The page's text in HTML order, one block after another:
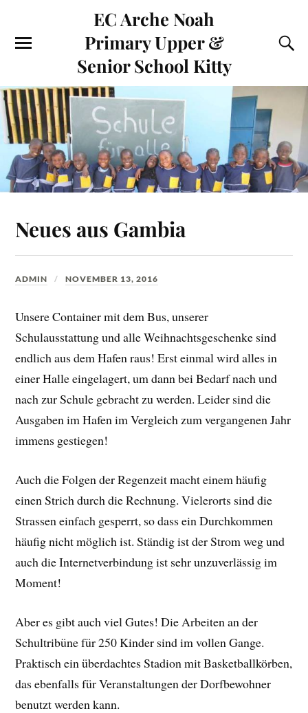
EC Arche Noah
Primary Upper &
Senior School Kitty
Neues aus Gambia
ADMIN NOVEMBER 13, 2016
Unsere Container mit dem Bus, unserer
Schulausstattung und alle Weihnachtsgeschenke sind
endlich aus dem Hafen raus! Erst einmal wird alles in
einer Halle eingelagert, um dann bei Bedarf nach und
nach zur Schule gebracht zu werden. Leider sind die
Ausgaben im Hafen im Vergleich zum vergangenen Jahr
immens gestiegen!
Auch die Folgen der Regenzeit macht einem häufig
einen Strich durch die Rechnung. Vielerorts sind die
Strassen einfach gesperrt, so dass ein Durchkommen
häufig nicht möglich ist. Ständig ist der Strom weg und
auch die Internetverbindung ist sehr unzuverlässig im
Moment!
Aber es gibt auch viel Gutes! Die Arbeiten an der
Schultribüne für 250 Kinder sind im vollen Gange.
Praktisch ein überdachtes Stadion mit Basketballkörben,
das ebenfalls für Veranstaltungen der Dorfbewohner
benutzt werden kann.